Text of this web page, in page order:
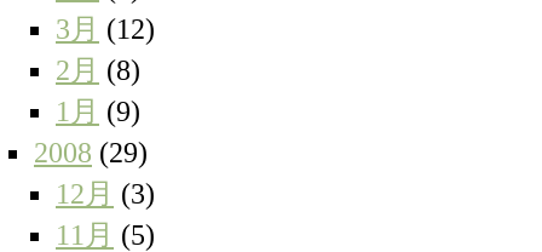
3月 (12)
2月 (8)
1月 (9)
2008 (29)
12月 (3)
11月 (5)